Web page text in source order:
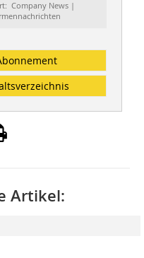
Company News |
Artikel: